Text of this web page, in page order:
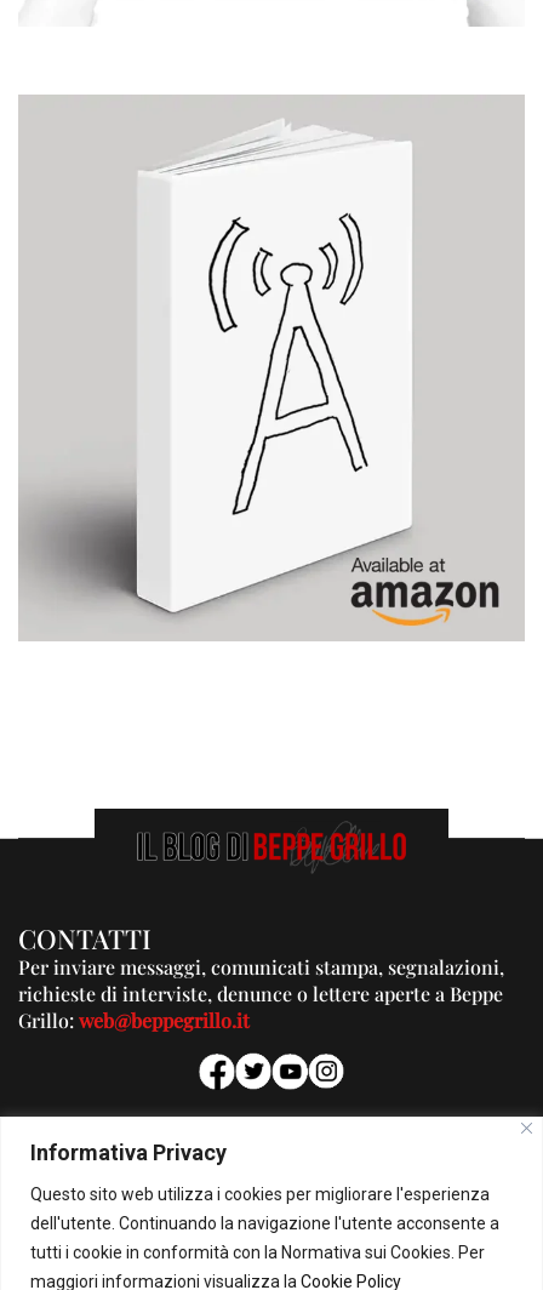
Informativa Privacy
Questo sito web utilizza i cookies per migliorare l'esperienza
dell'utente. Continuando la navigazione l'utente acconsente a
tutti i cookie in conformità con la Normativa sui Cookies. Per
maggiori informazioni visualizza la Cookie Policy
CONTATTI
Per inviare messaggi, comunicati stampa, segnalazioni,
richieste di interviste, denunce o lettere aperte a Beppe
Grillo:web@beppegrillo.it
PUBBLICITA'
Per la tua pubblicità su questo Blog:
pubblicita@beppegrillo.it